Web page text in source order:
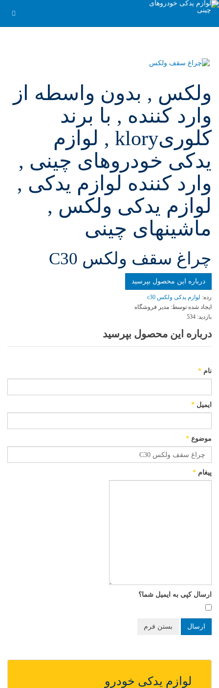
ولکس , بدون واسطه از
وارد کننده , با برند
کلوریklory , لوازم
یدکی خودروهای چینی ,
وارد کننده لوازم یدکی ,
لوازم یدکی ولکس ,
ماشینهای چینی
چراغ سقف ولکس C30
درباره این محصول بپرسید
رده: لوازم یدکی ولکس c30
ایجاد شده توسط: مدیر فروشگاه
بازدید: 534
درباره این محصول بپرسید
نام *
ایمیل *
موضوع *
پیغام *
ارسال کپی به ایمیل شما؟
ارسال بستن فرم
لوازم یدکی خودرو